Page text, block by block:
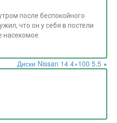
после беспокойного
что он у себя в постели
насекомое.
Диски Nissan 14 4×100 5.5 »